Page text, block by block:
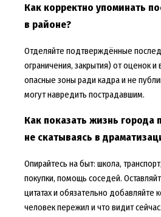
Как корректно упоминать
в районе?
Отделяйте подтверждённые
ограничения, закрытия) от оценок и
опасные зоны ради кадра и не
могут навредить пострадавшим.
Как показать жизнь города
не скатываясь в
Опирайтесь на быт: школа,
покупки, помощь соседей.
цитатах и обязательно добавляйте
человек пережил и что видит сейчас.